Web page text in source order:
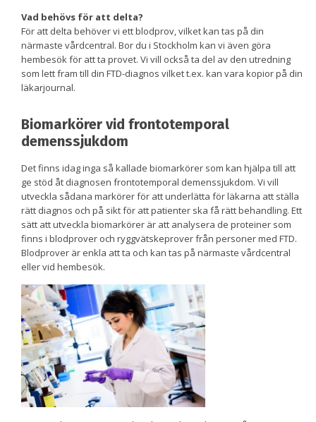
Vad behövs för att delta?
För att delta behöver vi ett blodprov, vilket kan tas på din
närmaste vårdcentral. Bor du i Stockholm kan vi även göra
hembesök för att ta provet. Vi vill också ta del av den utredning
som lett fram till din FTD-diagnos vilket t.ex. kan vara kopior på din
läkarjournal.
Biomarkörer vid frontotemporal
demenssjukdom
Det finns idag inga så kallade biomarkörer som kan hjälpa till att
ge stöd åt diagnosen frontotemporal demenssjukdom. Vi vill
utveckla sådana markörer för att underlätta för läkarna att ställa
rätt diagnos och på sikt för att patienter ska få rätt behandling. Ett
sätt att utveckla biomarkörer är att analysera de proteiner som
finns i blodprover och ryggvätskeprover från personer med FTD.
Blodprover är enkla att ta och kan tas på närmaste vårdcentral
eller vid hembesök.